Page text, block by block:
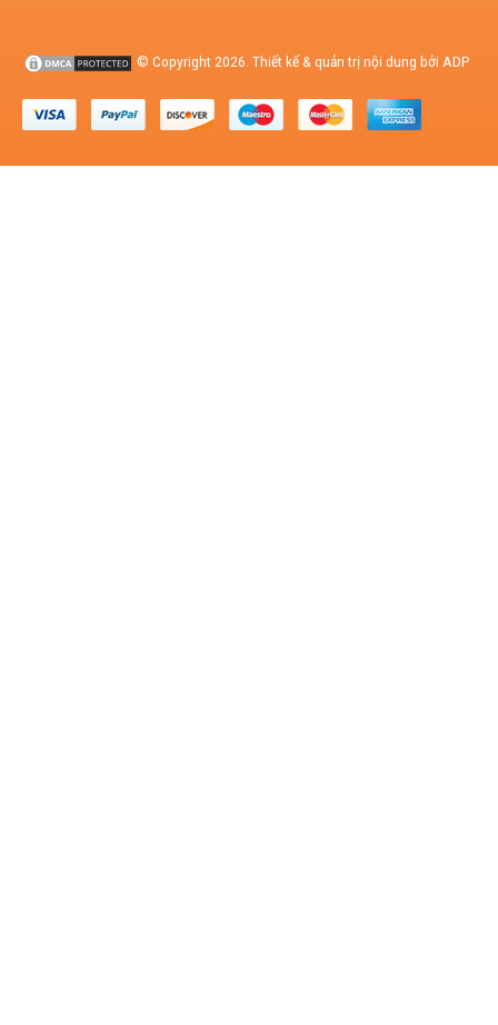
© Copyright 2026. Thiết kế & quản trị nội dung bởi ADP